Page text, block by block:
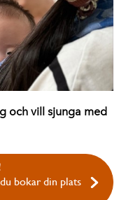
och vill sjunga med
bokar din plats